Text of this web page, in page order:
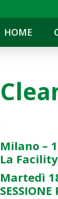
HOME
Milano –
La
Martedì